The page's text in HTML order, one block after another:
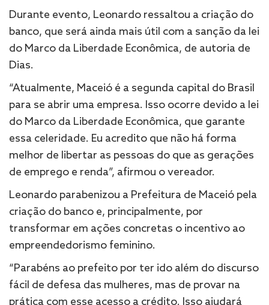
Durante evento, Leonardo ressaltou a criação do
banco, que será ainda mais útil com a sanção da lei
do Marco da Liberdade Econômica, de autoria de
Dias.
“Atualmente, Maceió é a segunda capital do Brasil
para se abrir uma empresa. Isso ocorre devido a lei
do Marco da Liberdade Econômica, que garante
essa celeridade. Eu acredito que não há forma
melhor de libertar as pessoas do que as gerações
de emprego e renda”, afirmou o vereador.
Leonardo parabenizou a Prefeitura de Maceió pela
criação do banco e, principalmente, por
transformar em ações concretas o incentivo ao
empreendedorismo feminino.
“Parabéns ao prefeito por ter ido além do discurso
fácil de defesa das mulheres, mas de provar na
prática com esse acesso a crédito. Isso ajudará